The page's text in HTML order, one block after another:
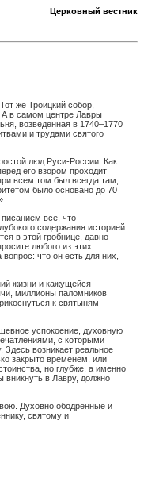
Церковный вестник
же Троицкий собор,
А в самом центре Лавры
возведенная в 1740–1770
и трудами святого
люд Руси-России. Как
его взором проходит
всем том был всегда там,
было основано до 70
все, что
содержания историей
в этой гробнице, давно
любого из этих
что он есть для них,
жизни и кажущейся
миллионы паломников
к святыням
успокоение, духовную
с которыми
возникает реальное
закрыто временем, или
но глубже, а именно
в Лавру, должно
Духовно ободренные и
святому и